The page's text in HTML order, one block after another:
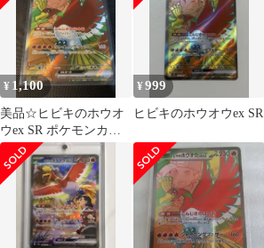
¥ 1,100
美品☆ヒビキのホウオ
ウex SR ポケモンカー
ド
¥999
ヒビキのホウオウex SR